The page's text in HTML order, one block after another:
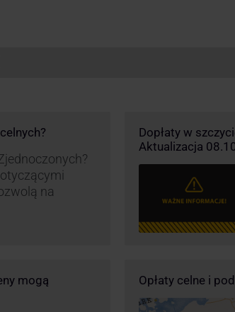
na
Dopłaty w
Aktualizacja
mogą
Opłaty celne i